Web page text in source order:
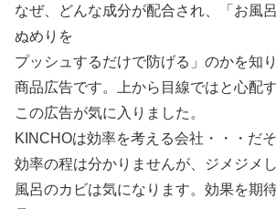
なぜ、どんな成分が配合され、「お風
ぬめりを
プッシュするだけで防げる」のかを知
商品広告です。上から目線ではと心配
この広告が気に入りました。
KINCHOは効率を考える会社・・・だそ
効率の程は分かりませんが、ジメジメ
風呂のカビは気になります。効果を期